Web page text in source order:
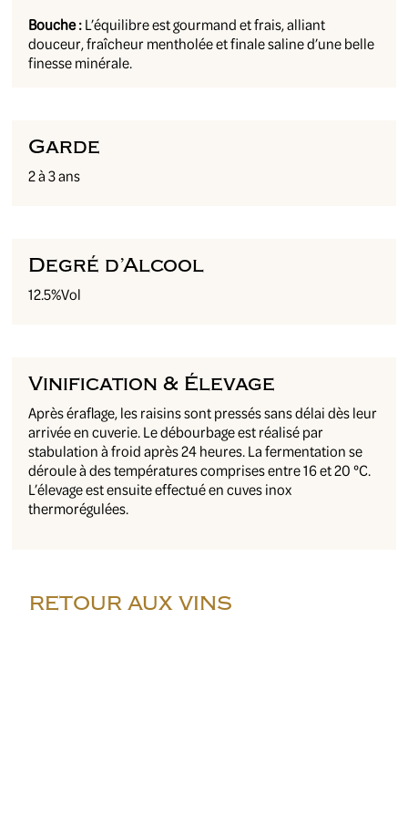
Bouche :L’équilibre est gourmand et frais, alliant
douceur, fraîcheur mentholée et finale saline d’une belle
finesse minérale.
Garde
2 à 3 ans
Degré d’Alcool
12.5%Vol
Vinification & Élevage
Après éraflage, les raisins sont pressés sans délai dès leur
arrivée en cuverie. Le débourbage est réalisé par
stabulation à froid après 24 heures. La fermentation se
déroule à des températures comprises entre 16 et 20 °C.
L’élevage est ensuite effectué en cuves inox
thermorégulées.
RETOUR AUX VINS